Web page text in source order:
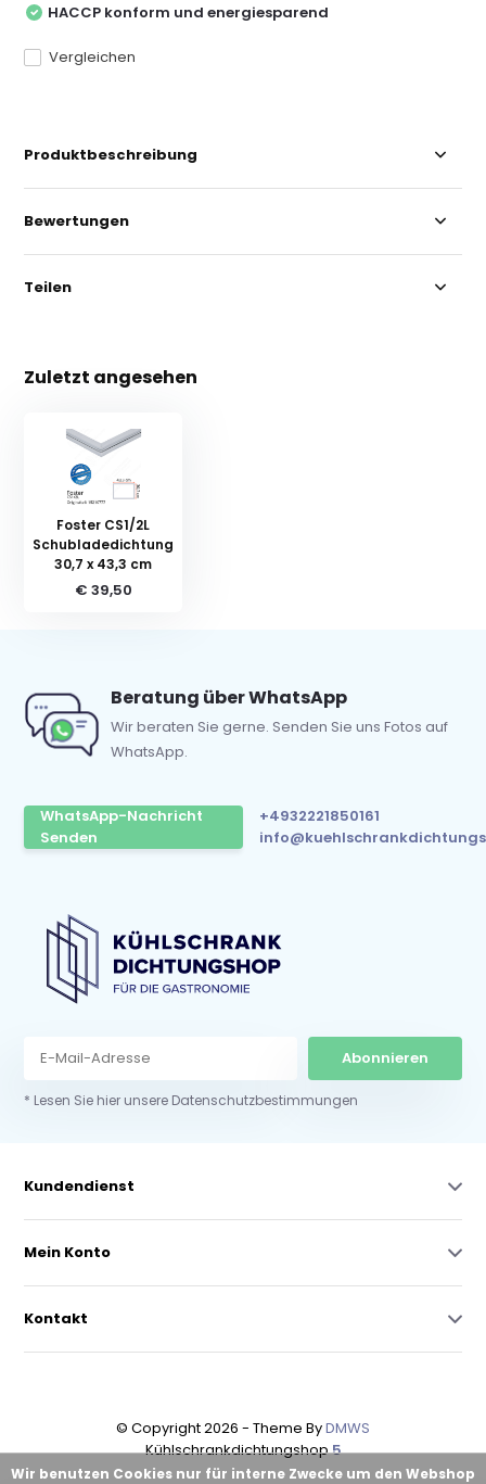
HACCP konform und energiesparend
Vergleichen
Produktbeschreibung
Bewertungen
Teilen
Zuletzt angesehen
Foster CS1/2L
Schubladedichtung
30,7 x 43,3 cm
€ 39,50
Beratung über WhatsApp
Wir beraten Sie gerne. Senden Sie uns Fotos auf
WhatsApp.
WhatsApp-Nachricht
Senden
+4932221850161
Abonnieren
* Lesen Sie hier unsere Datenschutzbestimmungen
Kundendienst
Mein Konto
Kontakt
© Copyright 2026 - Theme ByDMWS
Kühlschrankdichtungshop5
Wir benutzen Cookies nur für interne Zwecke um den Webshop